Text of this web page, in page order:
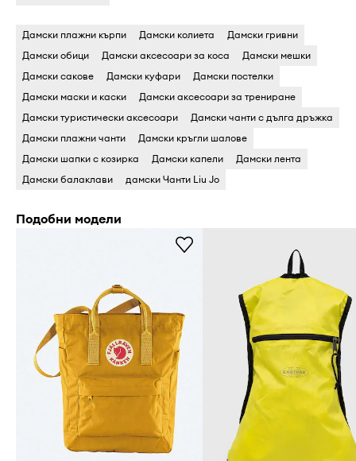
Дамски плажни кърпи Дамски колиета
Дамски гривни
Дамски обици
Дамски аксесоари за коса
Дамски мешки
Дамски сакове
Дамски куфари
Дамски постелки
Дамски маски и каски
Дамски аксесоари за трениране
Дамски туристически аксесоари
Дамски чанти с дълга дръжка
Дамски плажни чанти
Дамски кръгли шалове
Дамски шапки с козирка
Дамски капели
Дамски лента
Дамски балаклави
дамски Чанти Liu Jo
Подобни модели